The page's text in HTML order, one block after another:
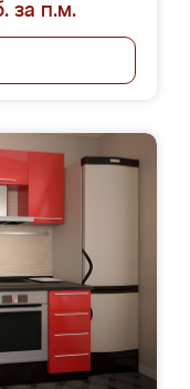
за п.м.